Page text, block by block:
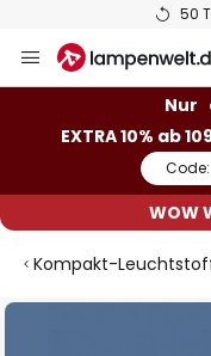
50
Inhalt
Nur
EXTRA 10% ab
Code:
WOW
Kompakt-
Zum